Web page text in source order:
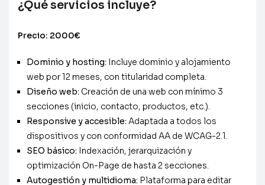
¿Qué servicios incluye?
Precio: 2000€
Dominio y hosting: Incluye dominio y alojamiento
web por 12 meses, con titularidad completa.
Diseño web: Creación de una web con mínimo 3
secciones (inicio, contacto, productos, etc.).
Responsive y accesible: Adaptada a todos los
dispositivos y con conformidad AA de WCAG-2.1.
SEO básico: Indexación, jerarquización y
optimización On-Page de hasta 2 secciones.
Autogestión y multidioma: Plataforma para editar